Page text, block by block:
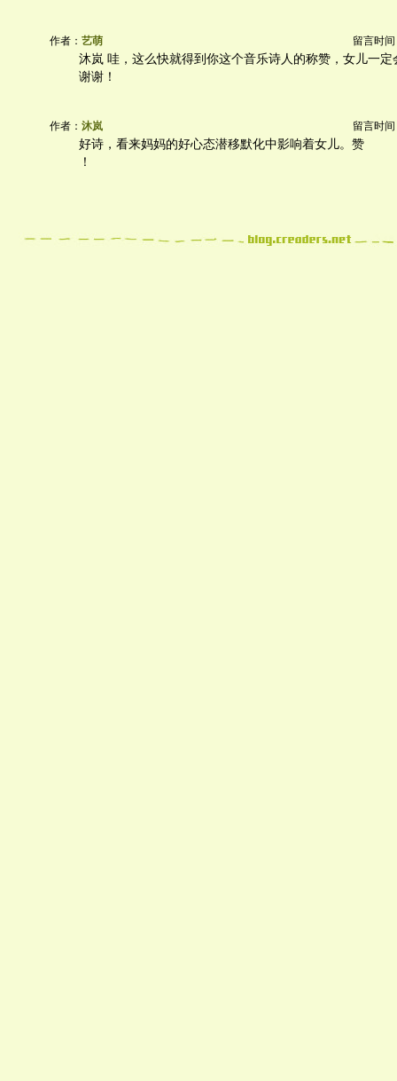
作者： 艺萌 留言时间
沐岚 哇，这么快就得到你这个音乐诗人的称赞，女儿一定
谢谢！
作者： 沐岚 留言时间
好诗，看来妈妈的好心态潜移默化中影响着女儿。赞
！